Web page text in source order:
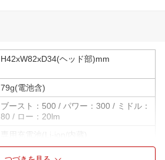
H42xW82xD34(ヘッド部)mm
79g(電池含)
ブースト：500 / パワー：300 / ミドル：
80 / ロー：20lm